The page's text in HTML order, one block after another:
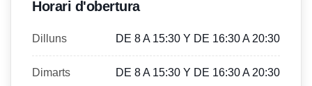
Horari d'obertura
Dilluns DE 8 A 15:30 Y DE 16:30 A 20:30
Dimarts DE 8 A 15:30 Y DE 16:30 A 20:30